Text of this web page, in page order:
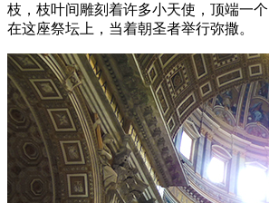
枝，枝叶间雕刻着许多小天使，顶端一
在这座祭坛上，当着朝圣者举行弥撒。